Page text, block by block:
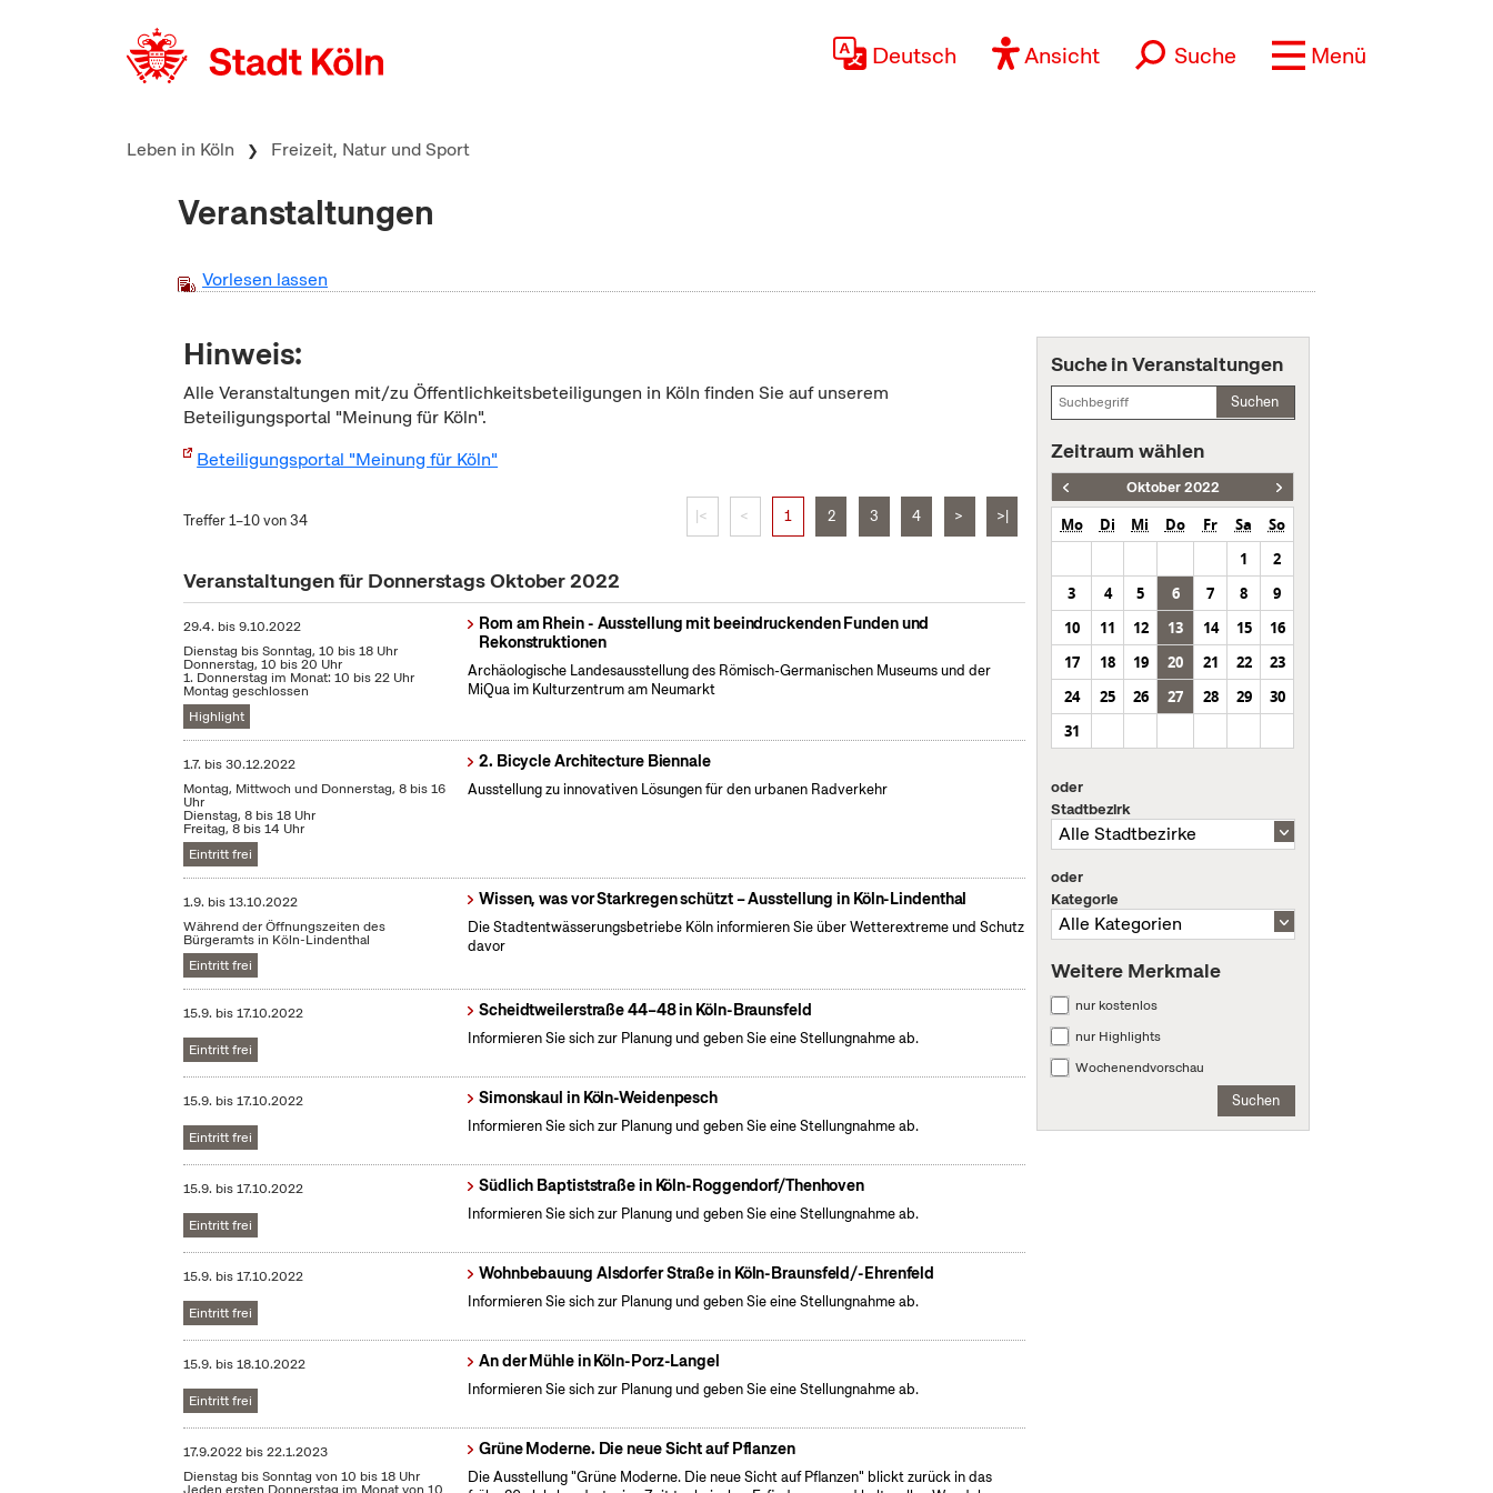
Deutsch Ansicht Suche Menü
Leben in Köln Freizeit, Natur und Sport
Veranstaltungen
Vorlesen lassen
Hinweis:
Alle Veranstaltungen mit/zu Öffentlichkeitsbeteiligungen in Köln finden Sie auf unserem
Beteiligungsportal "Meinung für Köln".
Beteiligungsportal "Meinung für Köln"
Treffer 1–10 von 34 |< < 1 2 3 4 > >|
Veranstaltungen für Donnerstags Oktober 2022
29.4. bis9.10.2022
Dienstag bis Sonntag, 10 bis 18 Uhr
Donnerstag, 10 bis 20 Uhr
1. Donnerstag im Monat: 10 bis 22 Uhr
Montag geschlossen
Highlight
Rom am Rhein - Ausstellung mit beeindruckenden Funden und
Rekonstruktionen
Archäologische Landesausstellung des Römisch-Germanischen Museums und der
MiQua im Kulturzentrum am Neumarkt
1.7. bis30.12.2022
Montag, Mittwoch und Donnerstag, 8 bis 16
Uhr
Dienstag, 8 bis 18 Uhr
Freitag, 8 bis 14 Uhr
Eintritt frei
2. Bicycle Architecture Biennale
Ausstellung zu innovativen Lösungen für den urbanen Radverkehr
1.9. bis13.10.2022
Während der Öffnungszeiten des
Bürgeramts in Köln-Lindenthal
Eintritt frei
Wissen, was vor Starkregen schützt – Ausstellung in Köln-Lindenthal
Die Stadtentwässerungsbetriebe Köln informieren Sie über Wetterextreme und Schutz
davor
15.9. bis17.10.2022
Eintritt frei
Scheidtweilerstraße 44–48 in Köln-Braunsfeld
Informieren Sie sich zur Planung und geben Sie eine Stellungnahme ab.
15.9. bis17.10.2022
Eintritt frei
Simonskaul in Köln-Weidenpesch
Informieren Sie sich zur Planung und geben Sie eine Stellungnahme ab.
15.9. bis17.10.2022
Eintritt frei
Südlich Baptiststraße in Köln-Roggendorf/Thenhoven
Informieren Sie sich zur Planung und geben Sie eine Stellungnahme ab.
15.9. bis17.10.2022
Eintritt frei
Wohnbebauung Alsdorfer Straße in Köln-Braunsfeld/-Ehrenfeld
Informieren Sie sich zur Planung und geben Sie eine Stellungnahme ab.
15.9. bis18.10.2022
Eintritt frei
An der Mühle in Köln-Porz-Langel
Informieren Sie sich zur Planung und geben Sie eine Stellungnahme ab.
17.9.2022 bis22.1.2023
Dienstag bis Sonntag von 10 bis 18 Uhr
Grüne Moderne. Die neue Sicht auf Pflanzen
Die Ausstellung "Grüne Moderne. Die neue Sicht auf Pflanzen" blickt zurück in das
Suche in Veranstaltungen
Suchen
Zeitraum wählen
Oktober 2022
Mo Di Mi Do Fr Sa
So
1
2
3
4 5 6 7 8
9
10
11 12 13 14 15
16
17
18 19 20 21 22
23
24
25 26 27 28 29
30
31
oder
Stadtbezirk
oder
Kategorie
Weitere Merkmale
nur kostenlos
nur Highlights
Wochenendvorschau
Suchen